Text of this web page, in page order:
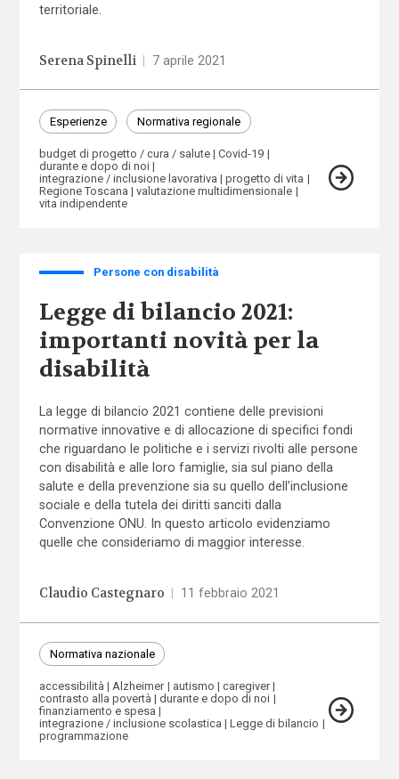
territoriale.
Serena Spinelli 7 aprile 2021
Esperienze Normativa regionale
budget di progetto / cura / salute
Covid-19
durante e dopo di noi
integrazione / inclusione lavorativa
progetto di vita
Regione Toscana
valutazione multidimensionale
vita indipendente
Persone con disabilità
Legge di bilancio 2021:
importanti novità per la
disabilità
La legge di bilancio 2021 contiene delle previsioni
normative innovative e di allocazione di specifici fondi
che riguardano le politiche e i servizi rivolti alle persone
con disabilità e alle loro famiglie, sia sul piano della
salute e della prevenzione sia su quello dell’inclusione
sociale e della tutela dei diritti sanciti dalla
Convenzione ONU. In questo articolo evidenziamo
quelle che consideriamo di maggior interesse.
Claudio Castegnaro 11 febbraio 2021
Normativa nazionale
accessibilità Alzheimer autismo
caregiver
contrasto alla povertà
durante e dopo di noi
finanziamento e spesa
integrazione / inclusione scolastica
Legge di bilancio
programmazione